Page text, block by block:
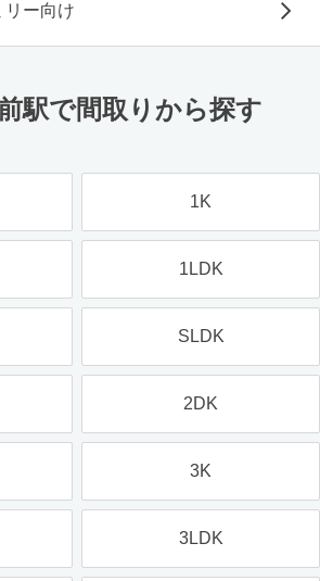
リー向け
駅で間取りから探す
1K
1LDK
SLDK
2DK
3K
3LDK